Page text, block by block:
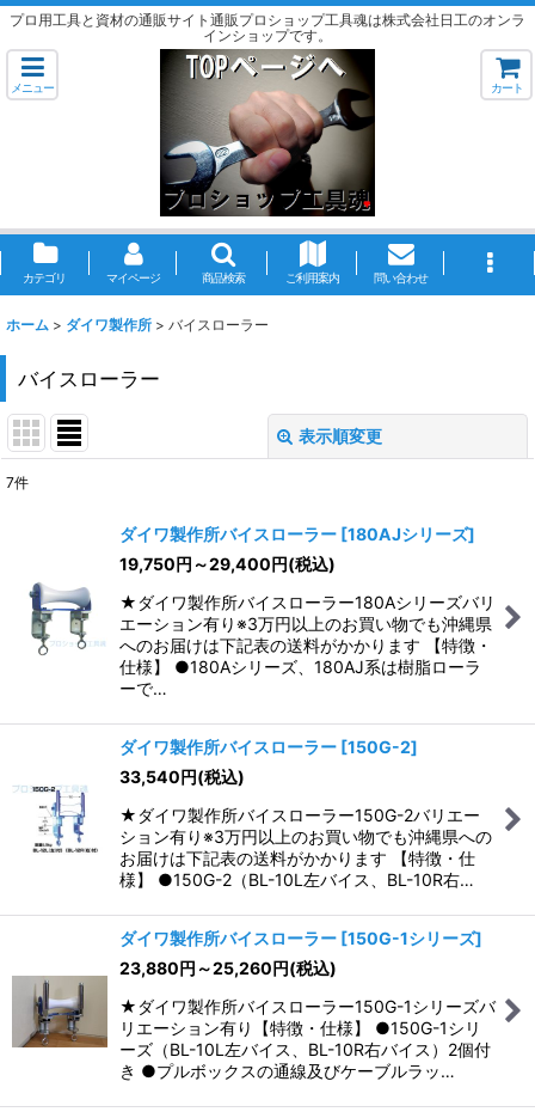
プロ用工具と資材の通販サイト通販プロショップ工具魂は株式会社日工のオンラ
インショップです。
メニュー カート
カテゴリ マイページ 商品検索 ご利用案内 問い合わせ
ホーム > ダイワ製作所 > バイスローラー
バイスローラー
表示順変更
絞り込む
7件
ダイワ製作所バイスローラー [180AJシリーズ]
19,750円 ～29,400円(税込)
★ダイワ製作所バイスローラー180Aシリーズバリ
エーション有り※3万円以上のお買い物でも沖縄県
へのお届けは下記表の送料がかかります 【特徴・
仕様】 ●180Aシリーズ、180AJ系は樹脂ローラ
ーで…
ダイワ製作所バイスローラー [150G-2]
33,540円(税込)
★ダイワ製作所バイスローラー150G-2バリエー
ション有り※3万円以上のお買い物でも沖縄県への
お届けは下記表の送料がかかります 【特徴・仕
様】 ●150G-2（BL-10L左バイス、BL-10R右…
ダイワ製作所バイスローラー [150G-1シリーズ]
23,880円 ～25,260円(税込)
★ダイワ製作所バイスローラー150G-1シリーズバ
リエーション有り【特徴・仕様】 ●150G-1シリ
ーズ（BL-10L左バイス、BL-10R右バイス）2個付
き ●プルボックスの通線及びケーブルラッ…